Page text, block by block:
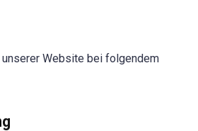
Website bei folgendem